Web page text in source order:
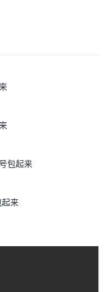
包起来
来